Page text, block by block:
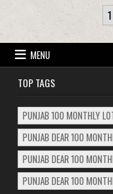
POSTS 1
MENU
TOP TAGS
PUNJAB 100 MONTHLY
PUNJAB DEAR 100
PUNJAB DEAR 100
PUNJAB DEAR 100